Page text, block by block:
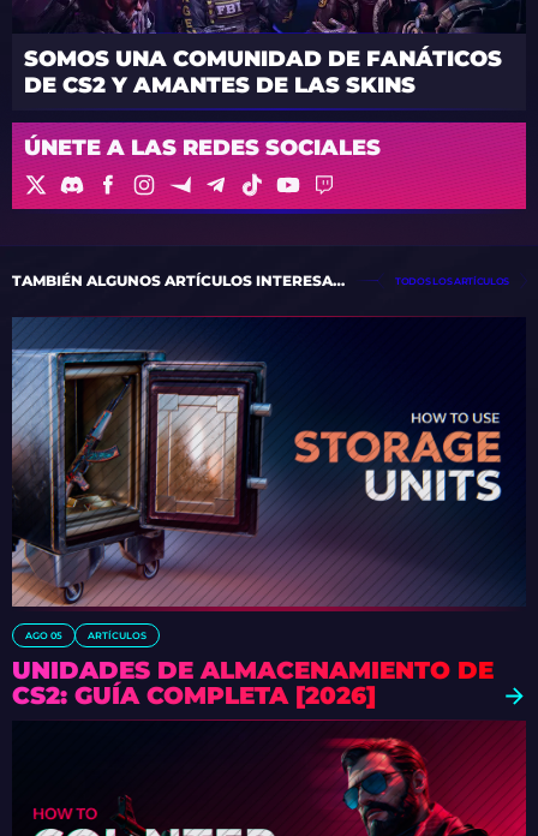
SOMOS UNA COMUNIDAD DE FANÁTICOS
DE CS2 Y AMANTES DE LAS SKINS
ÚNETE A LAS REDES SOCIALES
TAMBIÉN ALGUNOS ARTÍCULOS INTERESANTES TODOS LOS ARTÍCULOS
AGO 05 ARTÍCULOS
UNIDADES DE ALMACENAMIENTO DE
CS2: GUÍA COMPLETA [2026]